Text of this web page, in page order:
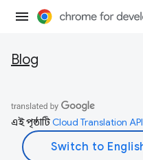
Blog
এই পৃষ্ঠাটিCloud Translation API